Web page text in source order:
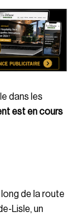
dans les
est en cours
de la route
Lisle, un